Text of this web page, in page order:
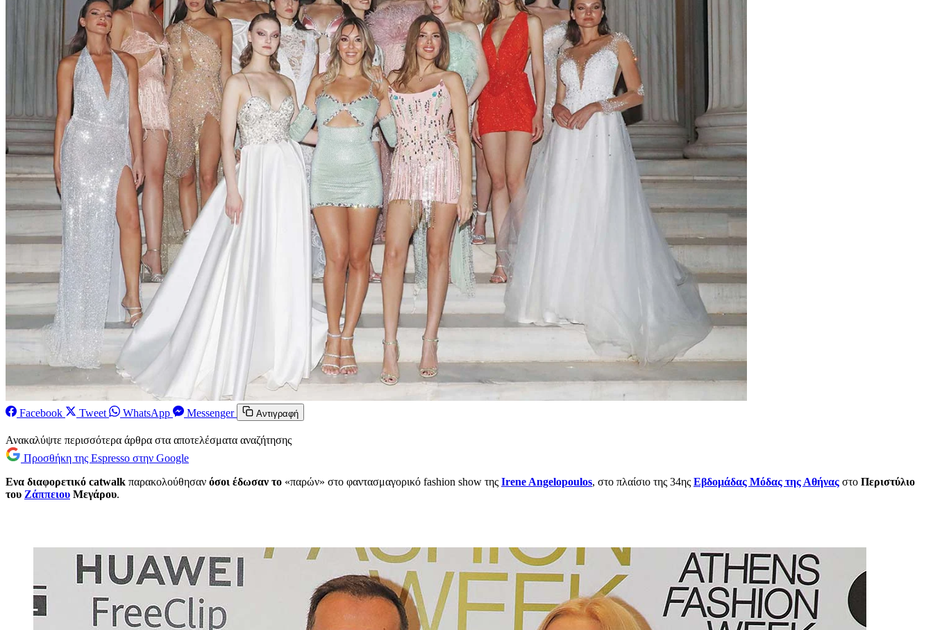
Facebook Tweet WhatsApp Messenger Αντιγραφή
Ανακαλύψτε περισσότερα άρθρα στα αποτελέσματα αναζήτησης
Προσθήκη της Espresso στην Google
Ενα διαφορετικό catwalk παρακολούθησαν όσοι έδωσαν το «παρών» στο φαντασμαγορικό fashion show της Irene Angelopoulos, στο πλαίσιο της 34ης Εβδομάδας Μόδας της Αθήνας στο Περιστύλιο
του Ζάππειου Μεγάρου.